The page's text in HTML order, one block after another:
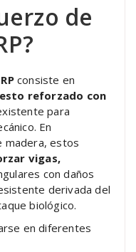
de
consiste en
reforzado con
para
En
madera, estos
vigas,
con daños
derivada del
biológico.
en diferentes